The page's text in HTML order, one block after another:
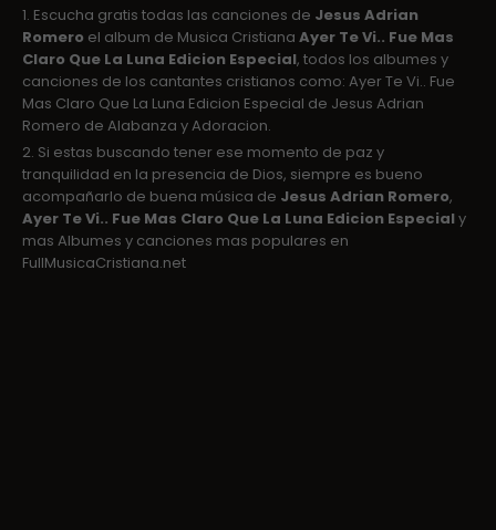
1. Escucha gratis todas las canciones de Jesus Adrian
Romero el album de Musica Cristiana Ayer Te Vi.. Fue Mas
Claro Que La Luna Edicion Especial, todos los albumes y
canciones de los cantantes cristianos como: Ayer Te Vi.. Fue
Mas Claro Que La Luna Edicion Especial de Jesus Adrian
Romero de Alabanza y Adoracion.
2. Si estas buscando tener ese momento de paz y
tranquilidad en la presencia de Dios, siempre es bueno
acompañarlo de buena música de Jesus Adrian Romero,
Ayer Te Vi.. Fue Mas Claro Que La Luna Edicion Especial y
mas Albumes y canciones mas populares en
FullMusicaCristiana.net